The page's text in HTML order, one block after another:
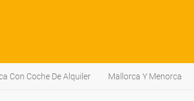
Con Coche De Alquiler Mallorca Y Menorca